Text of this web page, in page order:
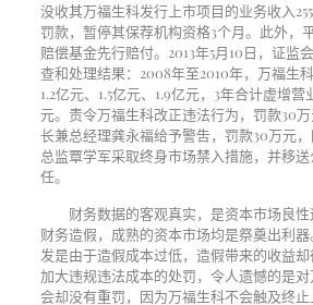
没收其万福生科发行上市项目的业务收入
罚款，暂停其保荐机构资格3个月。此外，
赔偿基金先行赔付。 2013年5月10日，证监
查和处理结果： 2008年至2010年，万福生
1.2亿元、 1.5亿元、 1.9亿元， 3年合计虚增营
元。责令万福生科改正违法行为，罚款30
长兼总经理龚永福给予警吿，罚款30万元
总监覃学军采取终身市场禁入措施，并移
任。
财务数据的客观真实，是资本市场良
财务造假，成熟的资本市场均是祭奠出利
发是由于造假成本过低，造假带来的收益
加大违规违法成本的处罚，令人遗憾的是
会却没有重罚，因为万福生科不会触及终